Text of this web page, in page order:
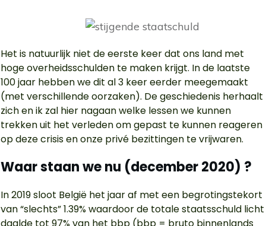
Het is natuurlijk niet de eerste keer dat ons land met
hoge overheidsschulden te maken krijgt. In de laatste
100 jaar hebben we dit al 3 keer eerder meegemaakt
(met verschillende oorzaken). De geschiedenis herhaalt
zich en ik zal hier nagaan welke lessen we kunnen
trekken uit het verleden om gepast te kunnen reageren
op deze crisis en onze privé bezittingen te vrijwaren.
Waar staan we nu (december 2020) ?
In 2019 sloot België het jaar af met een begrotingstekort
van “slechts” 1.39% waardoor de totale staatsschuld licht